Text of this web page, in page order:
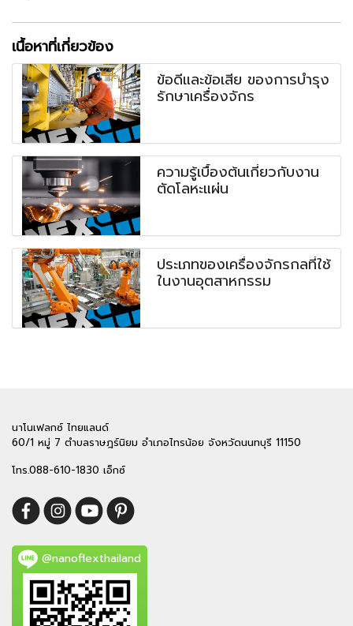
เนื้อหาที่เกี่ยวข้อง
ข้อดีและข้อเสีย ของการบำรุง
รักษาเครื่องจักร
ความรู้เบื้องต้นเกี่ยวกับงาน
ตัดโลหะแผ่น
ประเภทของเครื่องจักรกลที่ใช้
ในงานอุตสาหกรรม
นาโนเฟลกซ์ ไทยแลนด์
60/1 หมู่ 7 ตำบลราษฎร์นิยม อำเภอไทรน้อย จังหวัดนนทบุรี 11150
โทร.088-610-1830 เอ็กซ์
@nanoflexthailand